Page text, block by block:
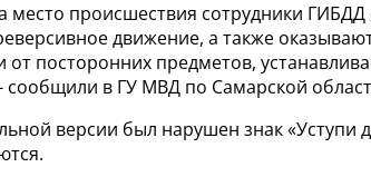
происшествия сотрудники ГИБДД
движение, а также
от посторонних предметов,
сообщили в ГУ МВД по Самарской
версии был нарушен знак «Уступи